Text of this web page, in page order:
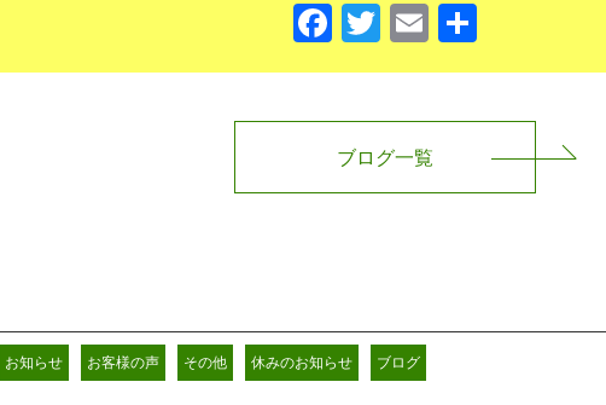
Facebook
TwitterEmail
有
ブログ一覧
お知らせ お客様の声 その他 休みのお知らせ ブログ